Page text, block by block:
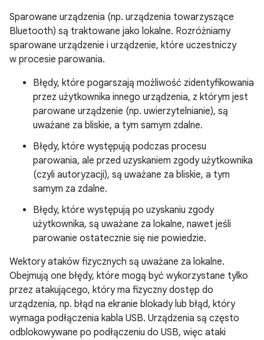
Sparowane urządzenia (np. urządzenia towarzyszące
Bluetooth) są traktowane jako lokalne. Rozróżniamy
sparowane urządzenie i urządzenie, które uczestniczy
w procesie parowania.
Błędy, które pogarszają możliwość zidentyfikowania
przez użytkownika innego urządzenia, z którym jest
parowane urządzenie (np. uwierzytelnianie), są
uważane za bliskie, a tym samym zdalne.
Błędy, które występują podczas procesu
parowania, ale przed uzyskaniem zgody użytkownika
(czyli autoryzacji), są uważane za bliskie, a tym
samym za zdalne.
Błędy, które występują po uzyskaniu zgody
użytkownika, są uważane za lokalne, nawet jeśli
parowanie ostatecznie się nie powiedzie.
Wektory ataków fizycznych są uważane za lokalne.
Obejmują one błędy, które mogą być wykorzystane tylko
przez atakującego, który ma fizyczny dostęp do
urządzenia, np. błąd na ekranie blokady lub błąd, który
wymaga podłączenia kabla USB. Urządzenia są często
odblokowywane po podłączeniu do USB, więc ataki